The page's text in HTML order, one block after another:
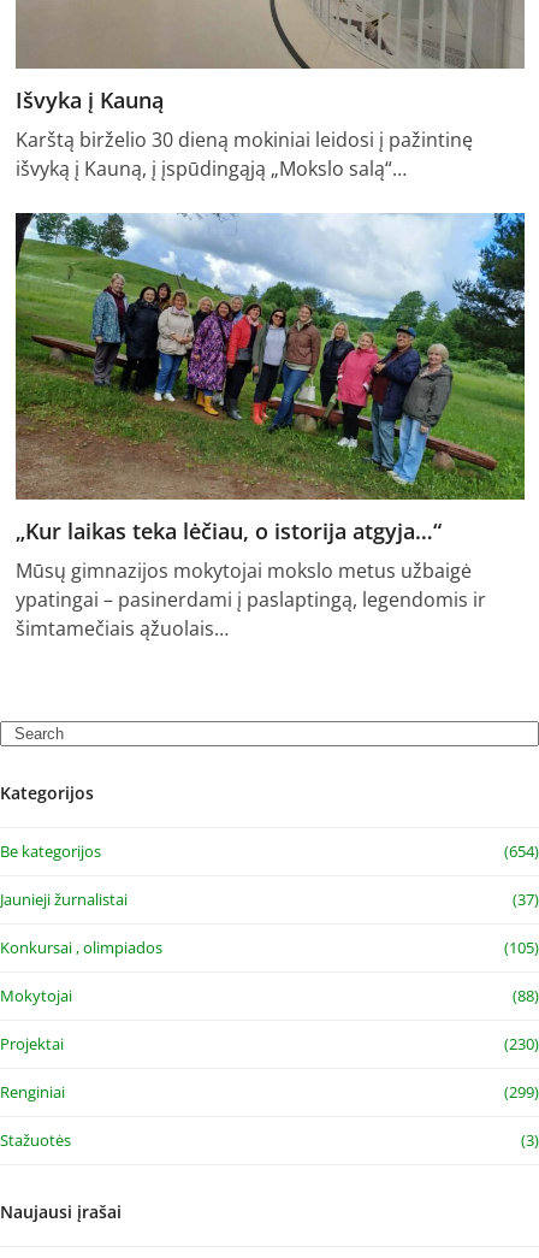
Išvyka į Kauną
Karštą birželio 30 dieną mokiniai leidosi į pažintinę
išvyką į Kauną, į įspūdingąją „Mokslo salą“…
„Kur laikas teka lėčiau, o istorija atgyja…“
Mūsų gimnazijos mokytojai mokslo metus užbaigė
ypatingai – pasinerdami į paslaptingą, legendomis ir
šimtamečiais ąžuolais…
Search
Kategorijos
Be kategorijos (654)
Jaunieji žurnalistai (37)
Konkursai , olimpiados (105)
Mokytojai (88)
Projektai (230)
Renginiai (299)
Stažuotės (3)
Naujausi įrašai